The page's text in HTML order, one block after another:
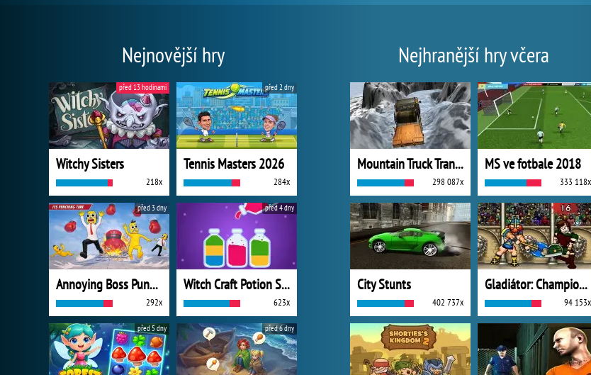
Nejnovější hry
Witchy Sisters
218x
před 13 hodinami
Tennis Masters 2026
284x
před 2 dny
Annoying Boss Punch Game
292x
před 3 dny
Witch Craft Potion Sort
623x
před 4 dny
před 5 dny před 6 dny
Nejhranější hry včera
Mountain Truck Transport
298 087x
MS ve fotbale 2018
333 118x
City Stunts
402 737x
Gladiátor: Champions Sprint
94 153x